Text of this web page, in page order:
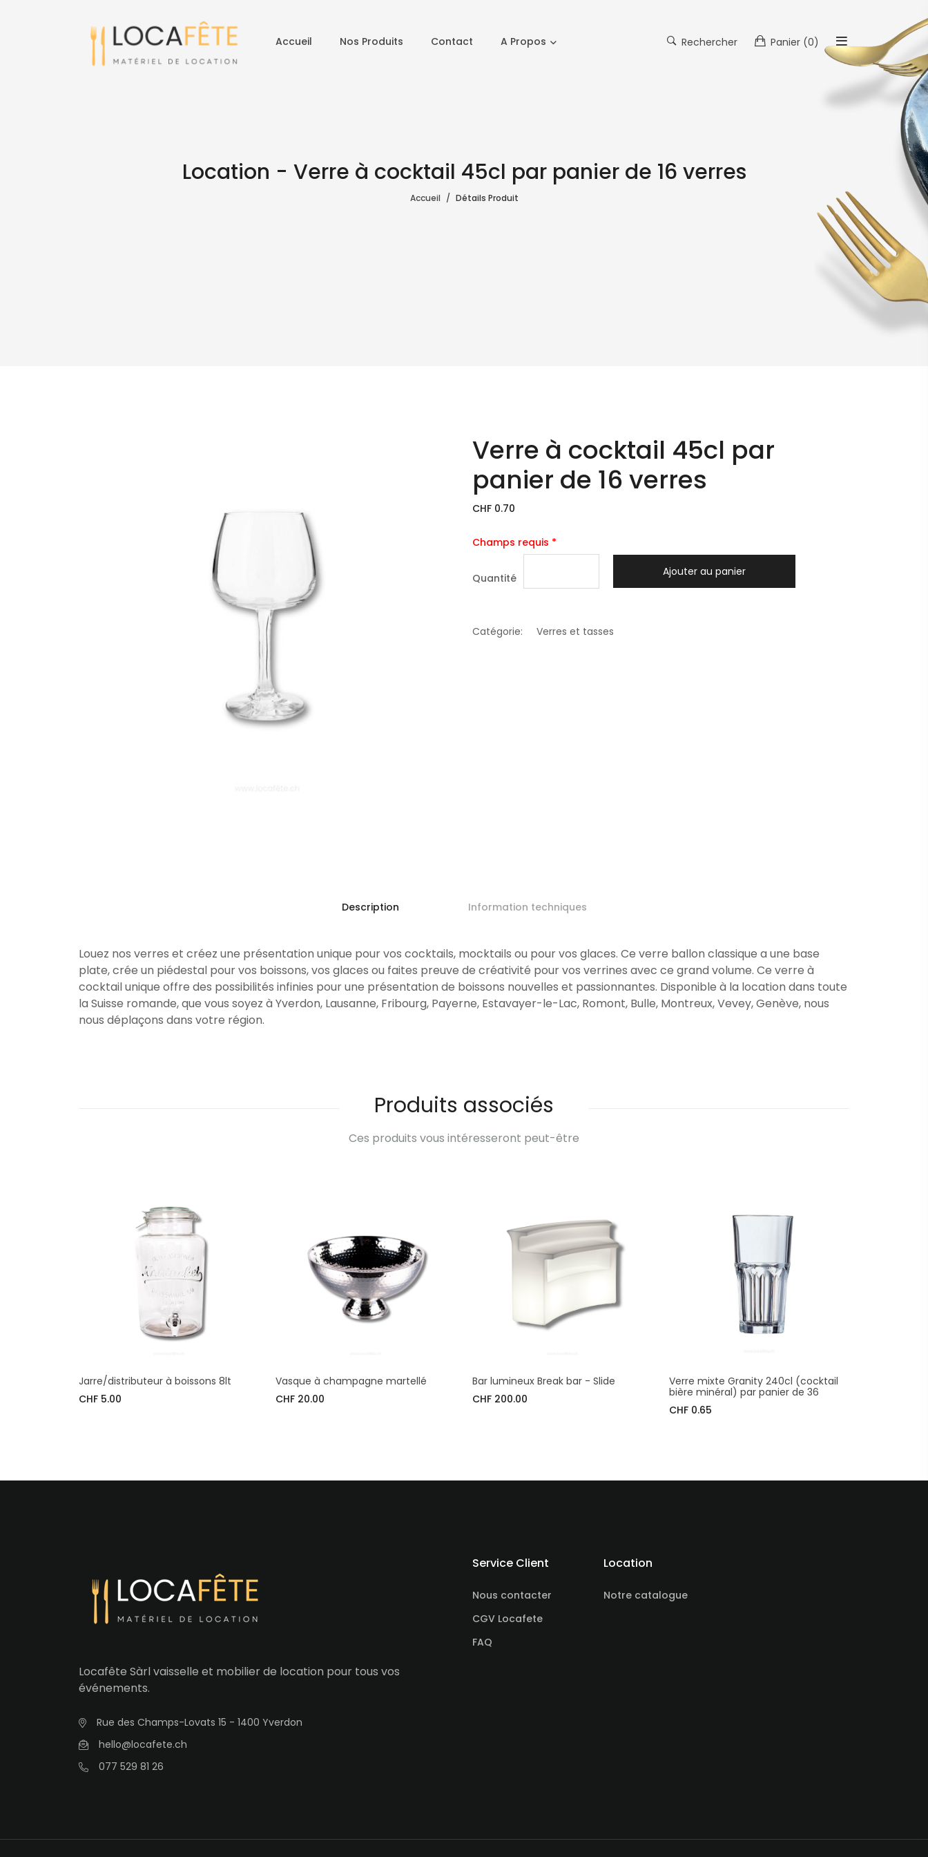
Accueil Nos Produits Contact A Propos Rechercher Panier (0)
Location - Verre à cocktail 45cl par panier de 16 verres
Accueil Détails Produit
Verre à cocktail 45cl par
panier de 16 verres
CHF 0.70
Champs requis *
Quantité Ajouter au panier
Catégorie: Verres et tasses
Description Information techniques
Louez nos verres et créez une présentation unique pour vos cocktails, mocktails ou pour vos glaces. Ce verre ballon classique a une base
plate, crée un piédestal pour vos boissons, vos glaces ou faites preuve de créativité pour vos verrines avec ce grand volume. Ce verre à
cocktail unique offre des possibilités infinies pour une présentation de boissons nouvelles et passionnantes. Disponible à la location dans toute
la Suisse romande, que vous soyez à Yverdon, Lausanne, Fribourg, Payerne, Estavayer-le-Lac, Romont, Bulle, Montreux, Vevey, Genève, nous
nous déplaçons dans votre région.
Produits associés
Ces produits vous intéresseront peut-être
Jarre/distributeur à boissons 8lt
CHF 5.00
Vasque à champagne martellé
CHF 20.00
Bar lumineux Break bar - Slide
CHF 200.00
Verre mixte Granity 240cl (cocktail
bière minéral) par panier de 36
CHF 0.65
Locafête Sàrl vaisselle et mobilier de location pour tous vos
événements.
Rue des Champs-Lovats 15 - 1400 Yverdon
hello@locafete.ch
077 529 81 26
Service Client
Nous contacter
CGV Locafete
FAQ
Location
Notre catalogue